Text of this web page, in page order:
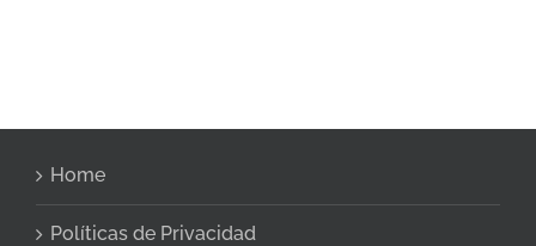
Home
Políticas de Privacidad